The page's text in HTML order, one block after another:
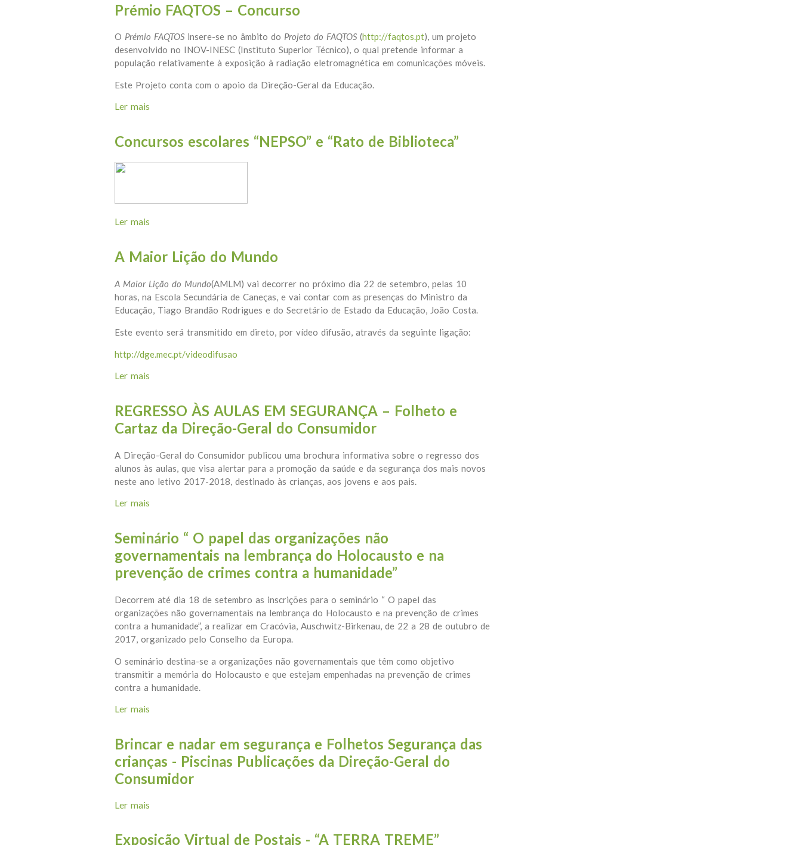
Prémio FAQTOS – Concurso
O Prémio FAQTOS insere-se no âmbito do Projeto do FAQTOS (http://faqtos.pt), um projeto
desenvolvido no INOV-INESC (Instituto Superior Técnico), o qual pretende informar a
população relativamente à exposição à radiação eletromagnética em comunicações móveis.
Este Projeto conta com o apoio da Direção-Geral da Educação.
Ler mais
Concursos escolares “NEPSO” e “Rato de Biblioteca”
Ler mais
A Maior Lição do Mundo
A Maior Lição do Mundo(AMLM) vai decorrer no próximo dia 22 de setembro, pelas 10
horas, na Escola Secundária de Caneças, e vai contar com as presenças do Ministro da
Educação, Tiago Brandão Rodrigues e do Secretário de Estado da Educação, João Costa.
Este evento será transmitido em direto, por vídeo difusão, através da seguinte ligação:
http://dge.mec.pt/videodifusao
Ler mais
REGRESSO ÀS AULAS EM SEGURANÇA – Folheto e
Cartaz da Direção-Geral do Consumidor
A Direção-Geral do Consumidor publicou uma brochura informativa sobre o regresso dos
alunos às aulas, que visa alertar para a promoção da saúde e da segurança dos mais novos
neste ano letivo 2017-2018, destinado às crianças, aos jovens e aos pais.
Ler mais
Seminário “ O papel das organizações não
governamentais na lembrança do Holocausto e na
prevenção de crimes contra a humanidade”
Decorrem até dia 18 de setembro as inscrições para o seminário “ O papel das
organizações não governamentais na lembrança do Holocausto e na prevenção de crimes
contra a humanidade”, a realizar em Cracóvia, Auschwitz-Birkenau, de 22 a 28 de outubro de
2017, organizado pelo Conselho da Europa.
O seminário destina-se a organizações não governamentais que têm como objetivo
transmitir a memória do Holocausto e que estejam empenhadas na prevenção de crimes
contra a humanidade.
Ler mais
Brincar e nadar em segurança e Folhetos Segurança das
crianças - Piscinas Publicações da Direção-Geral do
Consumidor
Ler mais
Exposição Virtual de Postais - “A TERRA TREME”